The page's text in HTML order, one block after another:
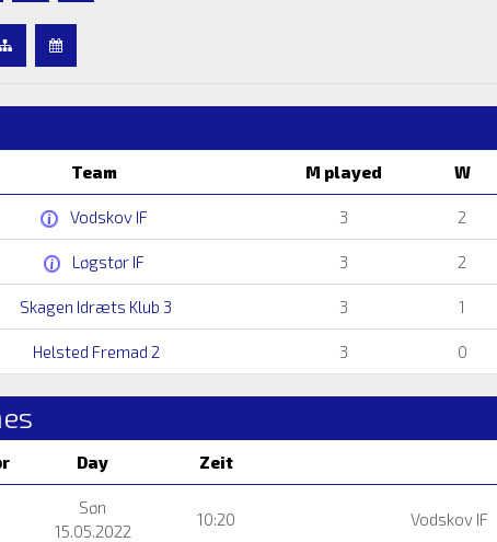
Team M played W
Vodskov IF 3 2
Løgstør IF 3 2
Skagen Idræts Klub 3 3 1
Helsted Fremad 2 3 0
Day Zeit
Søn
15.05.2022
10:20 Vodskov IF